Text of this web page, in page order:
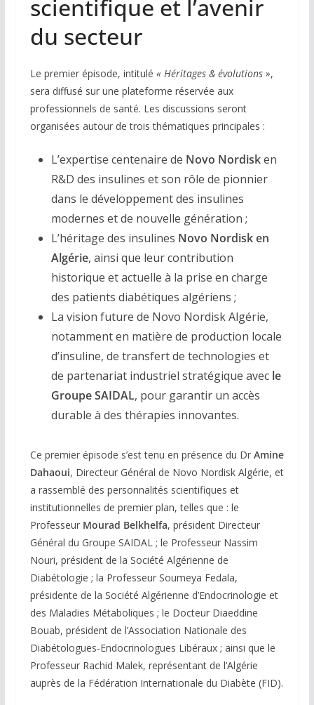
scientifique et l’avenir
du secteur
Le premier épisode, intitulé « Héritages & évolutions »,
sera diffusé sur une plateforme réservée aux
professionnels de santé. Les discussions seront
organisées autour de trois thématiques principales :
L’expertise centenaire de Novo Nordisken
R&D des insulines et son rôle de pionnier
dans le développement des insulines
modernes et de nouvelle génération ;
L’héritage des insulines Novo Nordisk en
Algérie, ainsi que leur contribution
historique et actuelle à la prise en charge
des patients diabétiques algériens ;
La vision future de Novo Nordisk Algérie,
notamment en matière de production locale
d’insuline, de transfert de technologies et
de partenariat industriel stratégique avecle
Groupe SAIDAL, pour garantir un accès
durable à des thérapies innovantes.
Ce premier épisode s’est tenu en présence du Dr Amine
Dahaoui, Directeur Général de Novo Nordisk Algérie, et
a rassemblé des personnalités scientifiques et
institutionnelles de premier plan, telles que : le
Professeur Mourad Belkhelfa, président Directeur
Général du Groupe SAIDAL ; le Professeur Nassim
Nouri, président de la Société Algérienne de
Diabétologie ; la Professeur Soumeya Fedala,
présidente de la Société Algérienne d’Endocrinologie et
des Maladies Métaboliques ; le Docteur Diaeddine
Bouab, président de l’Association Nationale des
Diabétologues‑Endocrinologues Libéraux ; ainsi que le
Professeur Rachid Malek, représentant de l’Algérie
auprès de la Fédération Internationale du Diabète (FID).